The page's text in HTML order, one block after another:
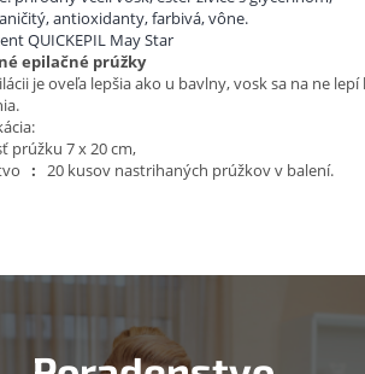
antioxidanty, farbivá, vône.
QUICKEPIL May Star
epilačné prúžky
je oveľa lepšia ako u bavlny, vosk sa na ne
prúžku 7 x 20 cm,
: 20 kusov nastrihaných prúžkov v balení.